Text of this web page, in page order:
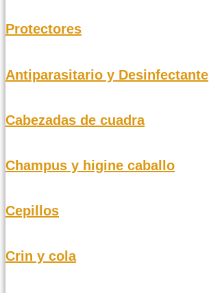
Protectores
Antiparasitario y Desinfectante
Cabezadas de cuadra
Champus y higine caballo
Cepillos
Crin y cola